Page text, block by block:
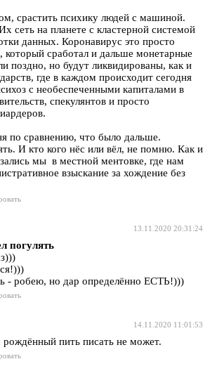
срастить психику людей с машиной.
сеть на планете с кластерной системой
данных. Коронавирус это просто
который сработал и дальше монетарные
поздно, но будут ликвидированы, как и
где в каждом происходит сегодня
с необеспеченными капиталами в
спекулянтов и просто
по сравнению, что было дальше.
И кто кого нёс или вёл, не помню. Как и
мы в местной ментовке, где нам
взыскание за хождение без
13.11.2020 20:31:24
погулять
- робею, но дар определённо ЕСТЬ!)))
14.11.2020 11:01:53
рождённый пить писать не может.